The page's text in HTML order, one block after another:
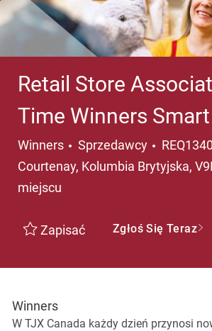
Retail Store
Time Winners
Winners Kategoria
Sprzedawcy
Courtenay, Kolumbia Brytyjska,
miejscu
Zapisać Zgłoś Się Teraz
Winners
W TJX Canada każdy dzień przynosi